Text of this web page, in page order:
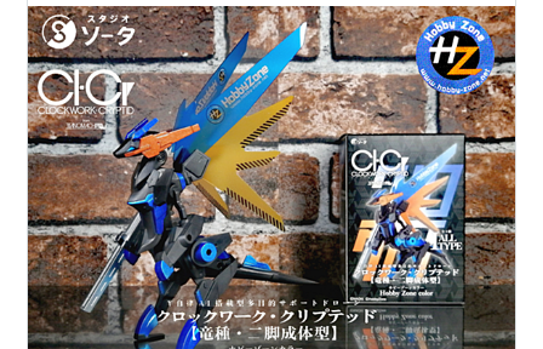
プテッド 竜種・二脚成体型 ホビーゾーンカラー
レビュー